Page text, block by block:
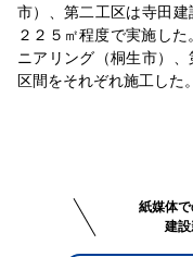
市）、第二工区は寺田
２２５㎡程度で実施し
ニアリング（桐生市）
区間をそれぞれ施工した。
紙媒体
建設